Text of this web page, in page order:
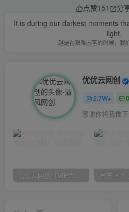
点赞151 分
The sacrifices you make today will
今天的牺牲和努力未来
2.7W+ 30